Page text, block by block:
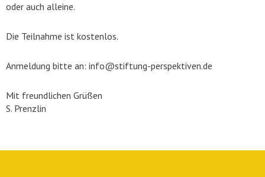
oder auch alleine.
Die Teilnahme ist kostenlos.
Anmeldung bitte an: info@stiftung-perspektiven.de
Mit freundlichen Grüßen
S. Prenzlin